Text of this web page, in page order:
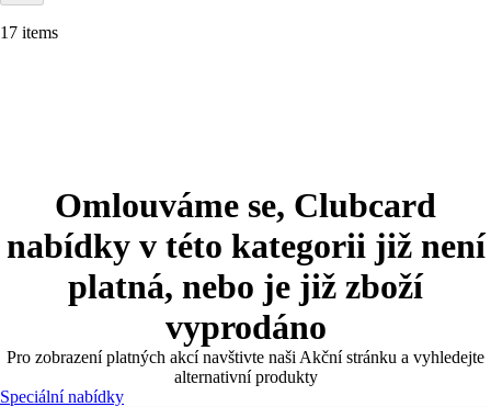
17 items
Omlouváme se, Clubcard
nabídky v této kategorii již není
platná, nebo je již zboží
vyprodáno
Pro zobrazení platných akcí navštivte naši Akční stránku a vyhledejte
alternativní produkty
Speciální nabídky